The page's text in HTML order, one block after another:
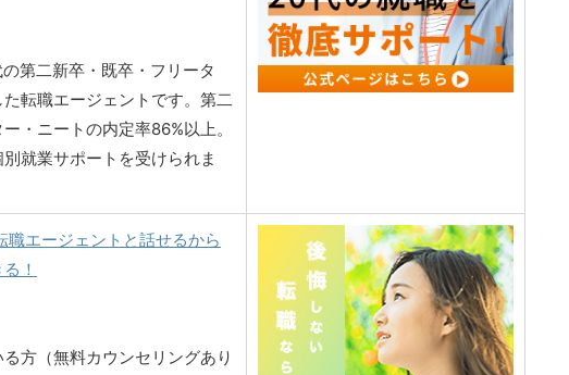
第二新卒・既卒・フリータ
転職エージェントです。第二
・ニートの内定率86%以上。
就業サポートを受けられま
エージェントと話せるから
！
方（無料カウンセリングあり